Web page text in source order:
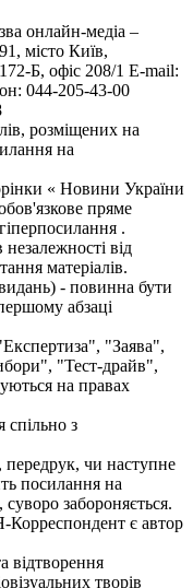
онлайн-медіа –
місто Київ,
Б, офіс 208/1 E-mail:
044-205-43-00
розміщених на
на
« Новини України
пряме
.
від
матеріалів.
- повинна бути
абзаці
"Заява",
"Тест-драйв",
на правах
спільно з
передрук, чи наступне
посилання на
забороняється.
Корреспондент є автор
відтворення
творів